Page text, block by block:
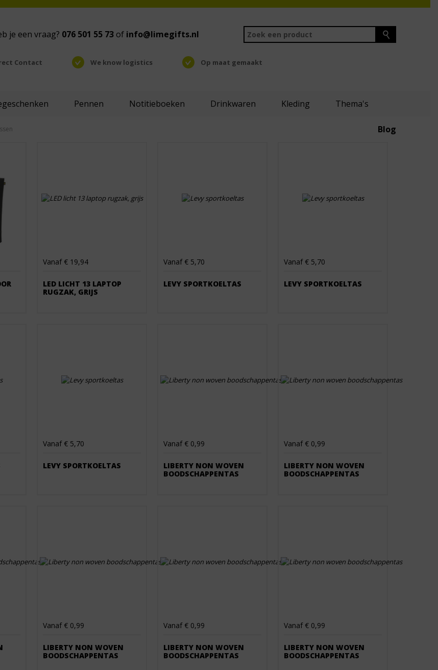
je een vraag? 076 501 55 73of info@limegifts.nl
Contact We know logistics
Op maat gemaakt
Pennen Notitieboeken Drinkwaren Kleding Thema's
Blog
Vanaf € 19,94
LED LICHT 13 LAPTOP
RUGZAK, GRIJS
Vanaf € 5,70
LEVY SPORTKOELTAS
Vanaf € 5,70
LEVY SPORTKOELTAS
Vanaf € 5,70
LEVY SPORTKOELTAS
Vanaf € 0,99
LIBERTY NON WOVEN
BOODSCHAPPENTAS
Vanaf € 0,99
LIBERTY NON WOVEN
BOODSCHAPPENTAS
Vanaf € 0,99
LIBERTY NON WOVEN
BOODSCHAPPENTAS
Vanaf € 0,99
LIBERTY NON WOVEN
BOODSCHAPPENTAS
Vanaf € 0,99
LIBERTY NON WOVEN
BOODSCHAPPENTAS